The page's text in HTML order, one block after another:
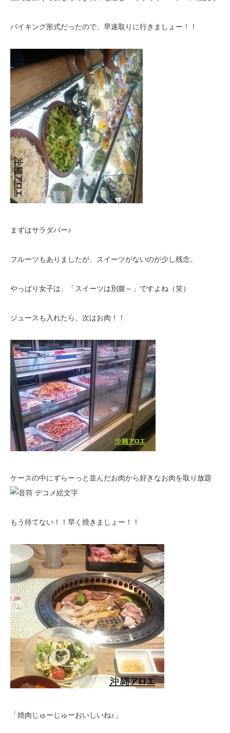
バイキング形式だったので、早速取りに行きましょー！！
まずはサラダバー♪
フルーツもありましたが、スイーツがないのが少し残念。
やっぱり女子は、「スイーツは別腹～」ですよね（笑）
ジュースも入れたら、次はお肉！！
ケースの中にずらーっと並んだお肉から好きなお肉を取り放題
もう待てない！！早く焼きましょー！！
「焼肉じゅーじゅーおいしいね♪」